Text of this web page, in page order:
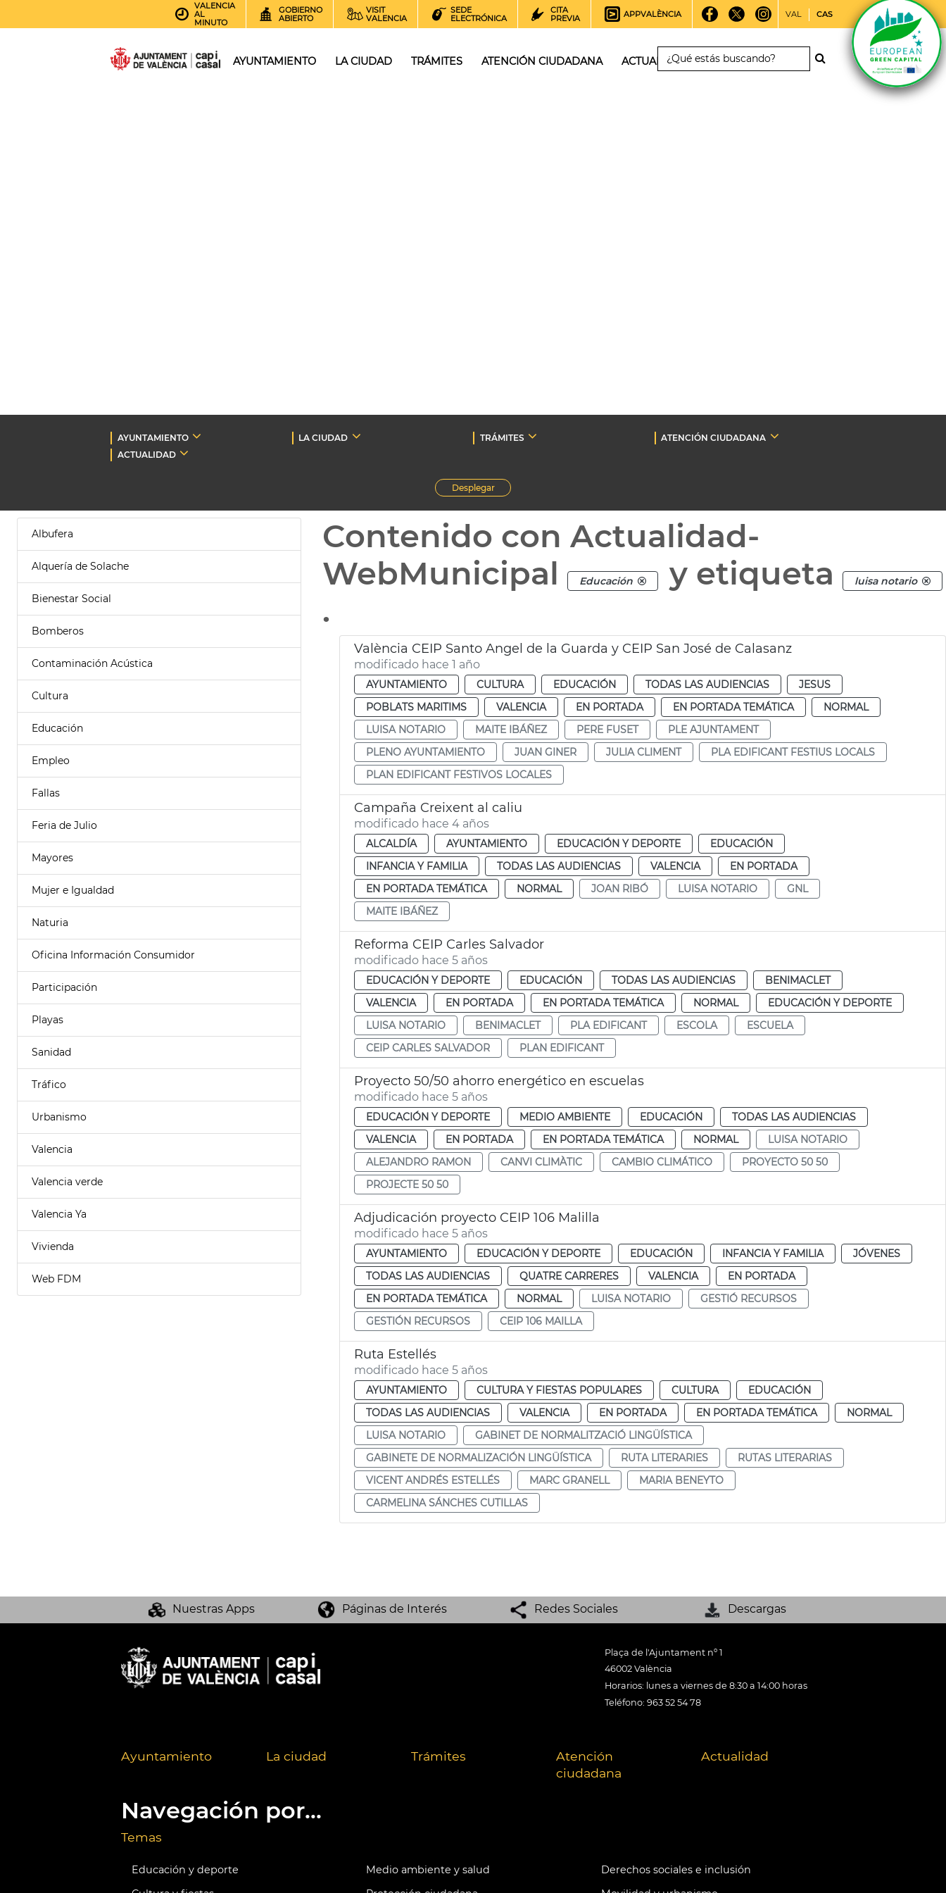
VALENCIA
AL
MINUTO
GOBIERNO
ABIERTO
VISIT
VALENCIA
SEDE
ELECTRÓNICA
CITA
PREVIA
APPVALÈNCIA VAL CAS
AYUNTAMIENTO LA CIUDAD TRÁMITES ATENCIÓN CIUDADANA ACTUALIDAD
AYUNTAMIENTO LA CIUDAD TRÁMITES
ATENCIÓN CIUDADANA
ACTUALIDAD
Desplegar
Albufera
Alquería de Solache
Bienestar Social
Bomberos
Contaminación Acústica
Cultura
Educación
Empleo
Fallas
Feria de Julio
Mayores
Mujer e Igualdad
Naturia
Oficina Información Consumidor
Participación
Playas
Sanidad
Tráfico
Urbanismo
Valencia
Valencia verde
Valencia Ya
Vivienda
Web FDM
Contenido con Actualidad-
WebMunicipal
Educación y etiqueta luisa notario
.
València CEIP Santo Angel de la Guarda y CEIP San José de Calasanz
modificado hace 1 año
AYUNTAMIENTO CULTURA EDUCACIÓN TODAS LAS AUDIENCIAS
JESUS
POBLATS MARITIMS
VALENCIA EN PORTADA EN PORTADA TEMÁTICA
NORMAL
LUISA NOTARIO
MAITE IBÁÑEZ PERE FUSET
PLE AJUNTAMENT
PLENO AYUNTAMIENTO
JUAN GINER JULIA CLIMENT
PLA EDIFICANT FESTIUS LOCALS
PLAN EDIFICANT FESTIVOS LOCALES
Campaña Creixent al caliu
modificado hace 4 años
ALCALDÍA AYUNTAMIENTO EDUCACIÓN Y DEPORTE
EDUCACIÓN
INFANCIA Y FAMILIA
TODAS LAS AUDIENCIAS VALENCIA
EN PORTADA
EN PORTADA TEMÁTICA
NORMAL JOAN RIBÓ LUISA NOTARIO
GNL
MAITE IBÁÑEZ
Reforma CEIP Carles Salvador
modificado hace 5 años
EDUCACIÓN Y DEPORTE EDUCACIÓN TODAS LAS AUDIENCIAS
BENIMACLET
VALENCIA
EN PORTADA EN PORTADA TEMÁTICA NORMAL
EDUCACIÓN Y DEPORTE
LUISA NOTARIO
BENIMACLET PLA EDIFICANT ESCOLA
ESCUELA
CEIP CARLES SALVADOR
PLAN EDIFICANT
Proyecto 50/50 ahorro energético en escuelas
modificado hace 5 años
EDUCACIÓN Y DEPORTE MEDIO AMBIENTE EDUCACIÓN
TODAS LAS AUDIENCIAS
VALENCIA
EN PORTADA EN PORTADA TEMÁTICA NORMAL
LUISA NOTARIO
ALEJANDRO RAMON
CANVI CLIMÀTIC CAMBIO CLIMÁTICO
PROYECTO 50 50
PROJECTE 50 50
Adjudicación proyecto CEIP 106 Malilla
modificado hace 5 años
AYUNTAMIENTO EDUCACIÓN Y DEPORTE EDUCACIÓN INFANCIA Y FAMILIA
JÓVENES
TODAS LAS AUDIENCIAS
QUATRE CARRERES VALENCIA
EN PORTADA
EN PORTADA TEMÁTICA
NORMAL LUISA NOTARIO
GESTIÓ RECURSOS
GESTIÓN RECURSOS
CEIP 106 MAILLA
Ruta Estellés
modificado hace 5 años
AYUNTAMIENTO CULTURA Y FIESTAS POPULARES CULTURA
EDUCACIÓN
TODAS LAS AUDIENCIAS
VALENCIA EN PORTADA EN PORTADA TEMÁTICA
NORMAL
LUISA NOTARIO
GABINET DE NORMALITZACIÓ LINGÜÍSTICA
GABINETE DE NORMALIZACIÓN LINGÜÍSTICA
RUTA LITERARIES
RUTAS LITERARIAS
VICENT ANDRÉS ESTELLÉS
MARC GRANELL
MARIA BENEYTO
CARMELINA SÁNCHES CUTILLAS
Nuestras Apps Páginas de Interés Redes Sociales Descargas
Plaça de l'Ajuntament nº 1
46002 València
Horarios: lunes a viernes de 8:30 a 14:00 horas
Teléfono: 963 52 54 78
Ayuntamiento La ciudad Trámites
Atención
ciudadana
Actualidad
Navegación por...
Temas
Educación y deporte Medio ambiente y salud
Derechos sociales e inclusión